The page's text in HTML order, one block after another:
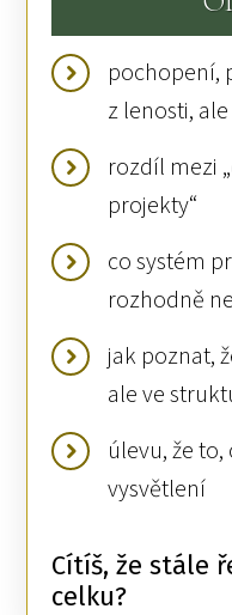
pochopení,
z lenosti,
rozdíl mezi
projekty“
co systém
rozhodně
jak poznat,
ale ve
úlevu, že
vysvětlení
Cítíš, že stále
celku?